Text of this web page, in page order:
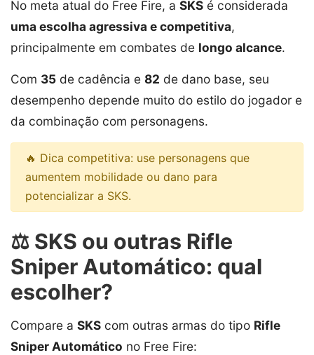
No meta atual do Free Fire, a SKS é considerada
uma escolha agressiva e competitiva,
principalmente em combates de longo alcance.
Com 35 de cadência e 82 de dano base, seu
desempenho depende muito do estilo do jogador e
da combinação com personagens.
🔥 Dica competitiva: use personagens que
aumentem mobilidade ou dano para
potencializar a SKS.
⚖️ SKS ou outras Rifle
Sniper Automático: qual
escolher?
Compare a SKS com outras armas do tipo Rifle
Sniper Automático no Free Fire: